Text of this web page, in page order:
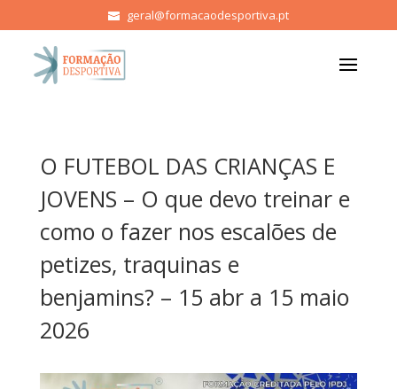
geral@formacaodesportiva.pt
O FUTEBOL DAS CRIANÇAS E
JOVENS – O que devo treinar e
como o fazer nos escalões de
petizes, traquinas e
benjamins? – 15 abr a 15 maio
2026